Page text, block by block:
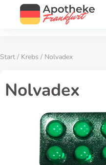
Start / Krebs / Nolvadex
Nolvadex